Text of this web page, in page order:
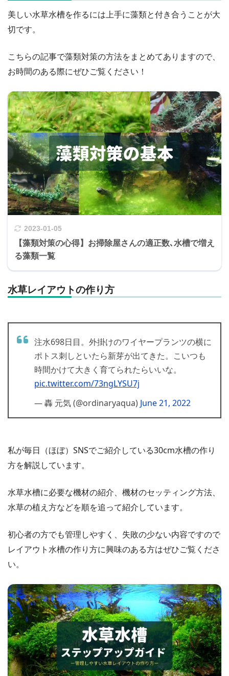
美しい水草水槽を作るには上手に藻類と付き合うことが大
切です。
こちらの記事で藻類対策の方法をまとめてありますので、
お時間のある際にぜひご覧ください！
2023-01-05
【藻類対策の心得】お掃除屋さんの適正数､水槽で増え
る藻類一覧
水草レイアウトの作り方
注水698日目。外掛けのワイヤープランツの横に
ポトス刺しといたら新芽が出てきた。こいつも
時間かけて大きく育てられたらいいな。
pic.twitter.com/73ngLYSU7j
— 轟 元気 (@ordinaryaqua) June 21, 2022
私が毎日（ほぼ）SNSでご紹介している30cm水槽の作り
方を解説しています。
水草水槽に必要な機材の紹介、機材のセッティング方法、
水草の植え方などを順を追って紹介しています。
初心者の方でも管理しやすく、失敗の少ない内容ですので
レイアウト水槽の作り方に興味のある方はぜひご覧くださ
い。